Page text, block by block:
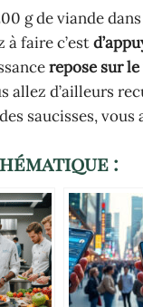
g de viande
à faire c’est
repose sur
allez d’ailleurs
saucisses, vous
: